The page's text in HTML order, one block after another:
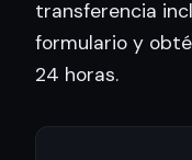
transferencia
formulario y
24 horas.